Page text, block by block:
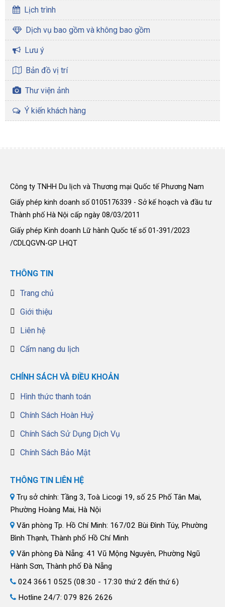
Lịch trình
Dịch vụ bao gồm và không bao gồm
Lưu ý
Bản đồ vị trí
Thư viện ảnh
Ý kiến khách hàng
Công ty TNHH Du lịch và Thương mại Quốc tế Phương Nam
Giấy phép kinh doanh số 0105176339 - Sở kế hoạch và đầu tư
Thành phố Hà Nội cấp ngày 08/03/2011
Giấy phép Kinh doanh Lữ hành Quốc tế số 01-391/2023
/CDLQGVN-GP LHQT
THÔNG TIN
Trang chủ
Giới thiệu
Liên hệ
Cẩm nang du lịch
CHÍNH SÁCH VÀ ĐIỀU KHOẢN
Hình thức thanh toán
Chính Sách Hoàn Huỷ
Chính Sách Sử Dụng Dịch Vụ
Chính Sách Bảo Mật
THÔNG TIN LIÊN HỆ
Trụ sở chính: Tầng 3, Toà Licogi 19, số 25 Phố Tân Mai,
Phường Hoàng Mai, Hà Nội
Văn phòng Tp. Hồ Chí Minh: 167/02 Bùi Đình Túy, Phường
Bình Thạnh, Thành phố Hồ Chí Minh
Văn phòng Đà Nẵng: 41 Vũ Mộng Nguyên, Phường Ngũ
Hành Sơn, Thành phố Đà Nẵng
024 3661 0525 (08:30 - 17:30 thứ 2 đến thứ 6)
Hotline 24/7: 079 826 2626